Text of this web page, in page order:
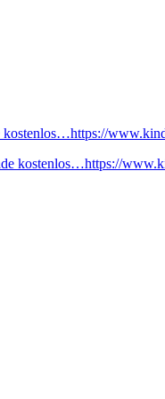
kostenlos…https://
kostenlos…https://